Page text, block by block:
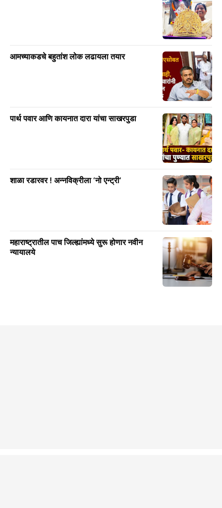
आमच्याकडचे बहुतांश लोक लढायला तयार
पार्थ पवार आणि कायनात दारा यांचा साखरपुडा
शाळा रडारवर ! अन्नविक्रीला ‘नो एन्ट्री’
महाराष्ट्रातील पाच जिल्ह्यांमध्ये सुरू होणार नवीन
न्यायालये